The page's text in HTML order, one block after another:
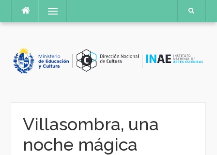
contenido
Menú
Villasombra, una
noche mágica